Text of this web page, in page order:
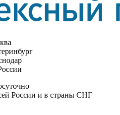
России и в страны СНГ